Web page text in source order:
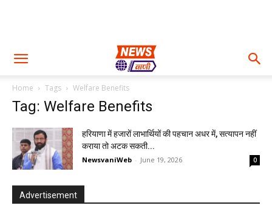
Home Tags Welfare Benefits
Tag: Welfare Benefits
हरियाणा में हजारों लाभार्थियों की पहचान अधर में, सत्यापन नहीं
कराया तो अटक सकती...
NewsvaniWeb - June 19, 2026 0
Advertisement